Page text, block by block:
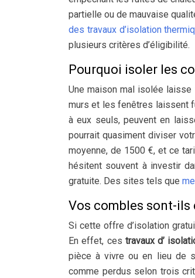
partielle ou de mauvaise
des travaux d’isolation
plusieurs critères d’éligibilité.
Pourquoi isoler les
Une maison mal isolée laisse
murs et les fenêtres laissent
à eux seuls, peuvent en
pourrait quasiment diviser
moyenne, de 1500 €, et ce
hésitent souvent à investir
gratuite. Des sites tels que
Vos combles sont-ils
Si cette offre d’isolation
En effet, ces travaux d’
pièce à vivre ou en lieu de
comme perdus selon trois